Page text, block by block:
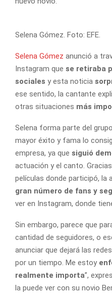
Selena Gómez. Foto: EFE.
Selena Gómez anunció a
Instagram que se retiraba
sociales y esta noticia
ese sentido, la cantante
otras situaciones más
Selena forma parte del
mayor éxito y fama lo
empresa, ya que siguió
actuación y el canto.
películas donde participó, la
gran número de fans y
ver en Instagram, donde
Sin embargo, parece que
cantidad de seguidores, o
anunciar que dejará las
por un tiempo. Me estoy
realmente importa”,
la puede ver con su novio